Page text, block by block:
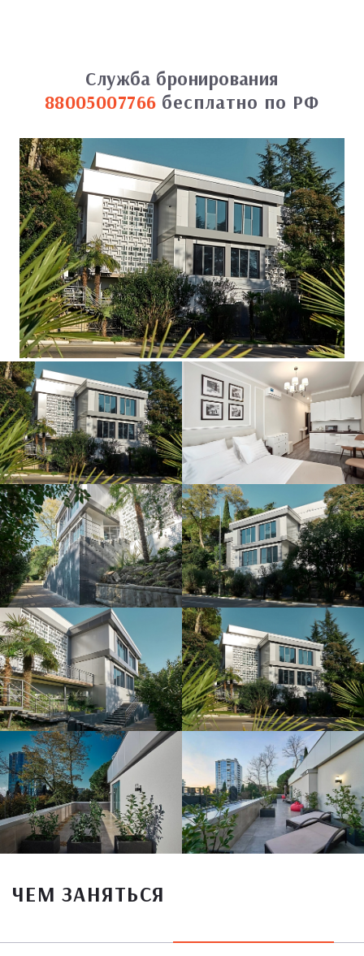
Служба бронирования
88005007766 бесплатно по РФ
ЧЕМ ЗАНЯТЬСЯ